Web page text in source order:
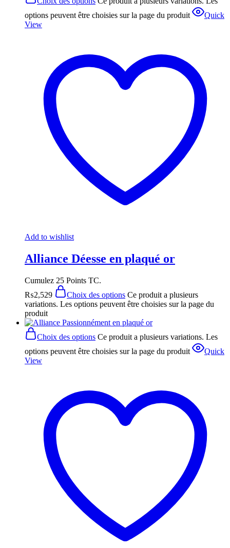
options peuvent être choisies sur la page du produit
Quick
View
Add to wishlist
Alliance Déesse en plaqué or
Cumulez 25 Points TC.
₨2,529 Choix des options Ce produit a plusieurs
variations. Les options peuvent être choisies sur la page du
produit
Choix des options Ce produit a plusieurs variations. Les
options peuvent être choisies sur la page du produit
Quick
View